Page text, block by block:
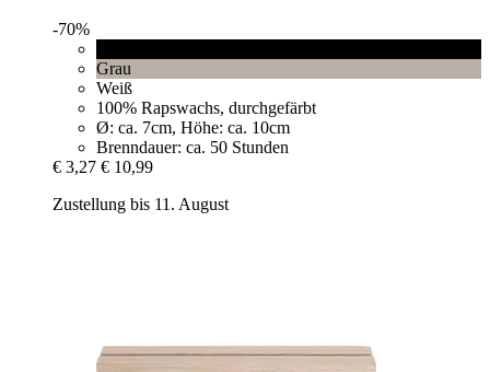
-70%
Grau
Weiß
100% Rapswachs, durchgefärbt
Ø: ca. 7cm, Höhe: ca. 10cm
Brenndauer: ca. 50 Stunden
€ 3,27 € 10,99
Zustellung bis 11. August